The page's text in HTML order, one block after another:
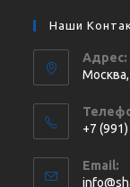
Наши
Адрес:
Москва,
+7
в
Email: